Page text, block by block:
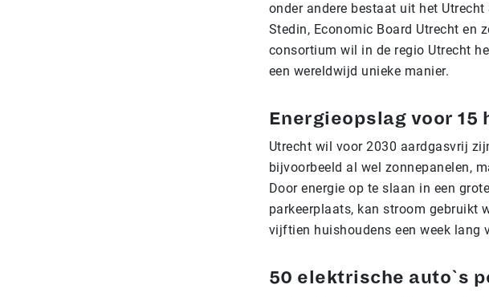
onder andere bestaat uit het
Stedin, Economic Board Utrecht en
consortium wil in de regio Utrecht
een wereldwijd unieke manier.
Energieopslag voor 15
Utrecht wil voor 2030 aardgasvrij
bijvoorbeeld al wel zonnepanelen,
Door energie op te slaan in een
parkeerplaats, kan stroom gebruikt
vijftien huishoudens een week lang
50 elektrische auto`s